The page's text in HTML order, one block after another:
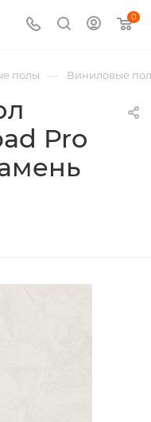
0
полы — Виниловые
Pro